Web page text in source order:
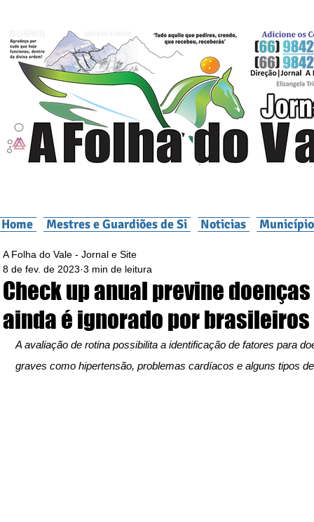
Home Mestres e Guardiões de Si Noticias
Check up anual previne
ainda é ignorado por brasileiros
A Folha do Vale - Jornal e Site
8 de fev. de 2023 3 min de leitura
A avaliação de rotina possibilita a identificação de fatores para
graves como hipertensão, problemas cardíacos e alguns tipos